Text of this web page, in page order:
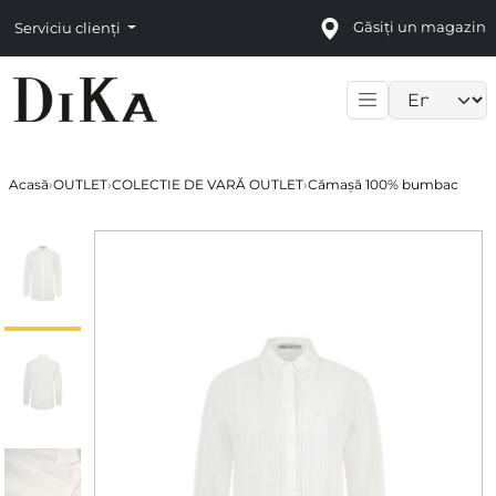
Serviciu clienți Găsiți un magazin
Acasă›OUTLET›COLECTIE DE VARĂ OUTLET›Cămașă 100% bumbac